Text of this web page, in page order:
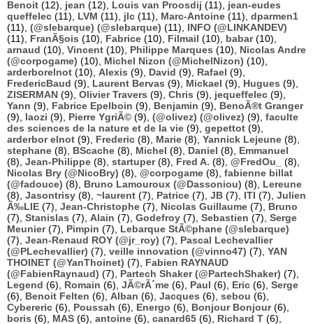
Benoit (12), jean (12), Louis van Proosdij (11), jean-eudes
queffelec (11), LVM (11), jlc (11), Marc-Antoine (11), dparmen1
(11), (@slebarque) (@slebarque) (11), INFO (@LINKANDEV)
(11), FranÃ§ois (10), Fabrice (10), Filmail (10), babar(10),
arnaud (10), Vincent (10), Philippe Marques (10), Nicolas Andre
(@corpogame) (10), Michel Nizon (@MichelNizon) (10),
arderborelnot (10), Alexis (9), David (9), Rafael (9),
FredericBaud (9), Laurent Bervas (9), Mickael (9), Hugues (9),
ZISERMAN (9), Olivier Travers (9), Chris (9), jequeffelec (9),
Yann (9), Fabrice Epelboin (9), Benjamin (9), BenoÃ®t Granger
(9), laozi (9), Pierre YgriÃ© (9), (@olivez) (@olivez) (9), faculte
des sciences de la nature et de la vie (9), gepettot (9),
arderbor elnot (9), Frederic (8), Marie (8), Yannick Lejeune (8),
stephane (8), BScache (8), Michel (8), Daniel (8), Emmanuel
(8), Jean-Philippe (8), startuper(8), Fred A. (8), @FredOu_
(8),
Nicolas Bry (@NicoBry) (8), @corpogame (8), fabienne billat
(@fadouce) (8), Bruno Lamouroux (@Dassoniou) (8), Lereune
(8), Jasontrisy (8), ~laurent (7), Patrice (7), JB (7), ITI (7), Julien
Ã‰LIE (7), Jean-Christophe (7), Nicolas Guillaume (7), Bruno
(7), Stanislas (7), Alain (7), Godefroy (7), Sebastien (7), Serge
Meunier(7), Pimpin (7), Lebarque StÃ©phane (@slebarque)
(7), Jean-Renaud ROY (@jr_roy) (7), Pascal Lechevallier
(@PLechevallier) (7), veille innovation (@vinno47) (7), YAN
THOINET (@YanThoinet) (7), Fabien RAYNAUD
(@FabienRaynaud) (7), Partech Shaker (@PartechShaker) (7),
Legend (6), Romain (6), JÃ©rÃ´me (6), Paul (6), Eric (6), Serge
(6), Benoit Felten (6), Alban (6), Jacques (6), sebou (6),
Cybereric (6), Poussah (6), Energo (6), Bonjour Bonjour(6),
boris (6), MAS (6), antoine (6), canard65 (6), Richard T (6),